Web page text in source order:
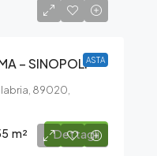
ASTA
– SINOPOLI
89020,
m² Dettagli